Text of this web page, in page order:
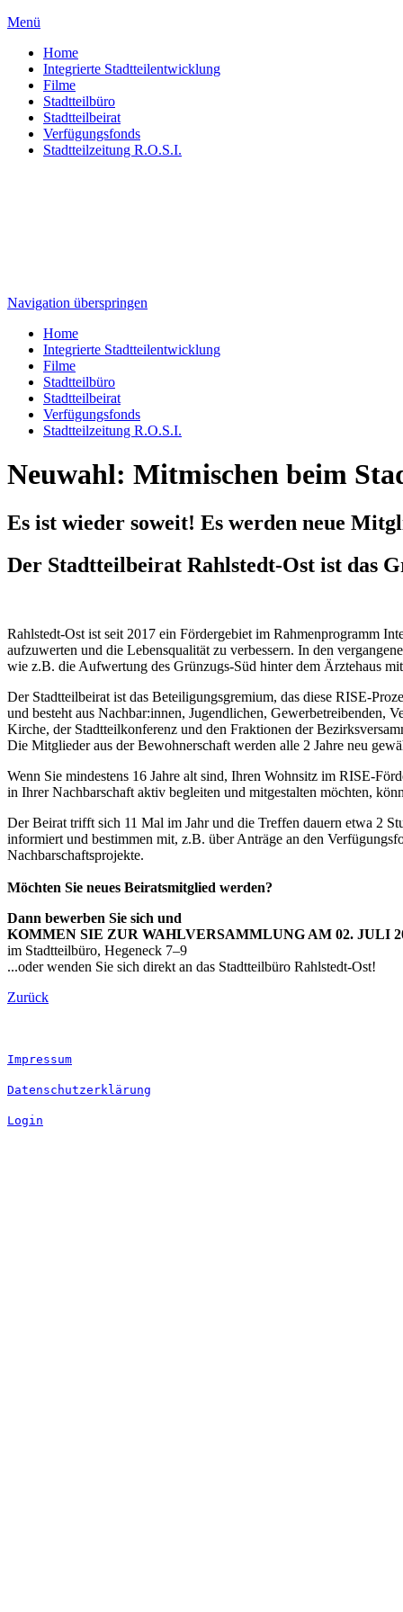
Menü
Home
Integrierte Stadtteilentwicklung
Filme
Stadtteilbüro
Stadtteilbeirat
Verfügungsfonds
Stadtteilzeitung R.O.S.I.
Navigation überspringen
Home
Integrierte Stadtteilentwicklung
Filme
Stadtteilbüro
Stadtteilbeirat
Verfügungsfonds
Stadtteilzeitung R.O.S.I.
Neuwahl: Mitmischen beim
Es ist wieder soweit! Es werden neue
Der Stadtteilbeirat Rahlstedt-Ost ist das
Rahlstedt-Ost ist seit 2017 ein Fördergebiet im Rahmenprogramm
aufzuwerten und die Lebensqualität zu verbessern. In den
wie z.B. die Aufwertung des Grünzugs-Süd hinter dem Ärztehaus
Der Stadtteilbeirat ist das Beteiligungsgremium, das diese RISE-
und besteht aus Nachbar:innen, Jugendlichen, Gewerbetreibenden,
Kirche, der Stadtteilkonferenz und den Fraktionen der
Die Mitglieder aus der Bewohnerschaft werden alle 2 Jahre neu
Wenn Sie mindestens 16 Jahre alt sind, Ihren Wohnsitz im RISE-
in Ihrer Nachbarschaft aktiv begleiten und mitgestalten möchten,
Der Beirat trifft sich 11 Mal im Jahr und die Treffen dauern etwa 2
informiert und bestimmen mit, z.B. über Anträge an den
Nachbarschaftsprojekte.
Möchten Sie neues Beiratsmitglied werden?
Dann bewerben Sie sich und
KOMMEN SIE ZUR WAHLVERSAMMLUNG AM 02. JULI
im Stadtteilbüro, Hegeneck 7–9
...oder wenden Sie sich direkt an das Stadtteilbüro Rahlstedt-Ost!
Zurück
Impressum
Datenschutzerklärung
Login